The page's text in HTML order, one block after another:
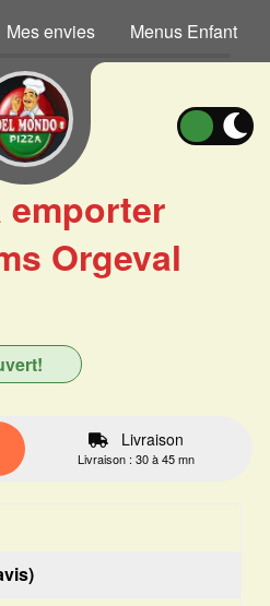
Mes envies Menus Enfant
emporter
Orgeval
Livraison
Livraison : 30 à 45 mn